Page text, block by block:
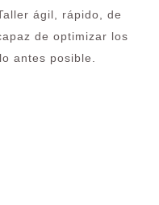
ágil, rápido, de
de optimizar los
antes posible.